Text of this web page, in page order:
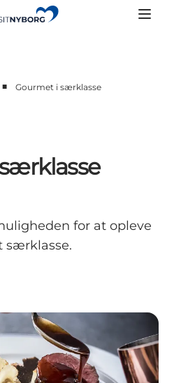
■ Gourmet i særklasse
for at opleve
særklasse.